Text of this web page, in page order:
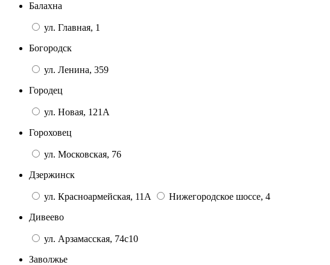
Балахна
ул. Главная, 1
Богородск
ул. Ленина, 359
Городец
ул. Новая, 121А
Гороховец
ул. Московская, 76
Дзержинск
ул. Красноармейская, 11А
Нижегородское шоссе, 4
Дивеево
ул. Арзамасская, 74с10
Заволжье